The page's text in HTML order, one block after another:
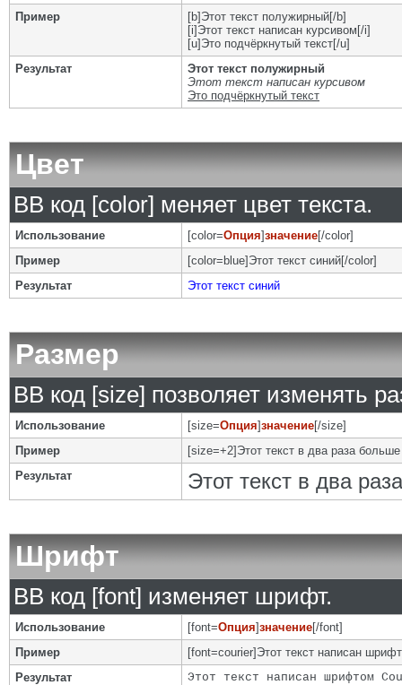
Пример
[b]Этот текст полужирный[/b]
[i]Этот текст написан курсивом[/i]
[u]Это подчёркнутый текст[/u]
Результат
Этот текст полужирный
Этот текст написан курсивом
Это подчёркнутый текст
Цвет
BB код [color] меняет цвет текста.
Использование [color=Опция]значение[/color]
Пример
[color=blue]Этот текст синий[/color]
Результат
Этот текст синий
Размер
BB код [size] позволяет изменять
Использование [size=Опция]значение[/size]
Пример
[size=+2]Этот текст в два раза
Результат
Этот текст в два
Шрифт
BB код [font] изменяет шрифт.
Использование [font=Опция]значение[/font]
Пример
[font=courier]Этот текст написан
Результат
Этот текст написан шрифтом